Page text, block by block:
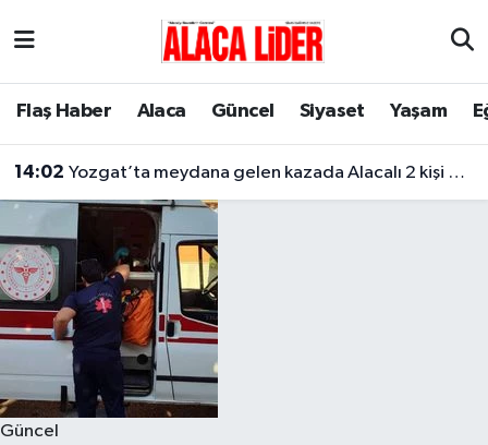
Flaş Haber Alaca Güncel Siyaset Yaşam
14:02 Yozgat’ta meydana gelen kazada Alacalı 2 kişi hayatını kaybetti
Güncel
Çorum Nöbetçi Eczaneler
Çorum Trafik Yoğunluk Haritası
Süper Lig Puan Durumu ve Fikstür
Tüm Manşetler
Son Dakika Haberleri